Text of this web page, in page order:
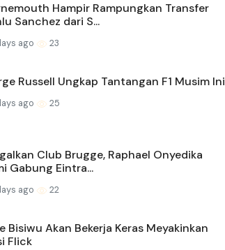
Hampir Rampungkan Transfer
Sanchez dari S...
ago 23
Russell Ungkap Tantangan F1 Musim Ini
ago 25
Club Brugge, Raphael Onyedika
Gabung Eintra...
ago 22
Bisiwu Akan Bekerja Keras Meyakinkan
Flick